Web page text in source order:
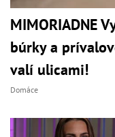
MIMORIADNE
búrky a
valí ulicami!
Domáce